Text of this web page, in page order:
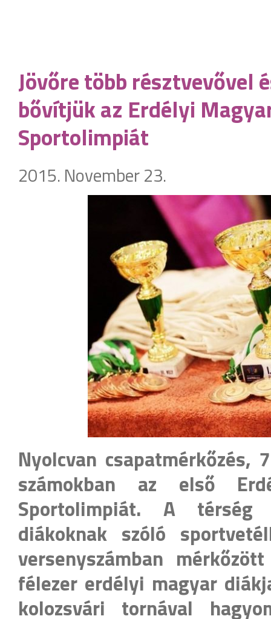
Jövőre több résztvevővel
bővítjük az Erdélyi
Sportolimpiát
2015. November 23.
Nyolcvan
számokban az első
Sportolimpiát. A
diákoknak szóló
versenyszámban
félezer erdélyi magyar
kolozsvári tornával